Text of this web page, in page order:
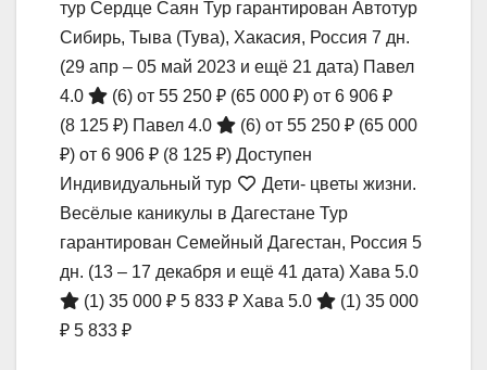
тур Сердце Саян Тур гарантирован Автотур
Сибирь, Тыва (Тува), Хакасия, Россия 7 дн.
(29 апр – 05 май 2023 и ещё 21 дата) Павел
4.0
(6) от 55 250 ₽ (65 000 ₽) от 6 906 ₽
(8 125 ₽) Павел 4.0 (6) от 55 250 ₽ (65 000
₽) от 6 906 ₽ (8 125 ₽) Доступен
Индивидуальный тур
Дети- цветы жизни.
Весёлые каникулы в Дагестане Тур
гарантирован Семейный Дагестан, Россия 5
дн. (13 – 17 декабря и ещё 41 дата) Хава 5.0
(1) 35 000 ₽ 5 833 ₽ Хава 5.0 (1) 35 000
₽ 5 833 ₽